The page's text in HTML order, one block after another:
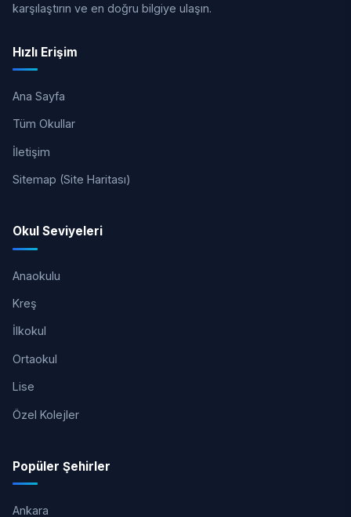
karşılaştırın ve en doğru bilgiye ulaşın.
Hızlı Erişim
Ana Sayfa
Tüm Okullar
İletişim
Sitemap (Site Haritası)
Okul Seviyeleri
Anaokulu
Kreş
İlkokul
Ortaokul
Lise
Özel Kolejler
Popüler Şehirler
Ankara